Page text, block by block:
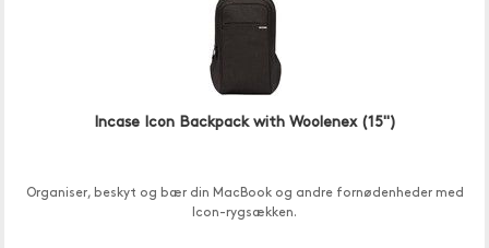
Incase Icon Backpack with Woolenex (15")
Organiser, beskyt og bær din MacBook og andre fornødenheder med
Icon-rygsækken.